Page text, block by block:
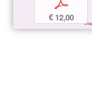
€ 12,00